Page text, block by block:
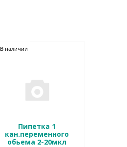
В наличии
Пипетка 1
кан.переменного
обьема 2-20мкл